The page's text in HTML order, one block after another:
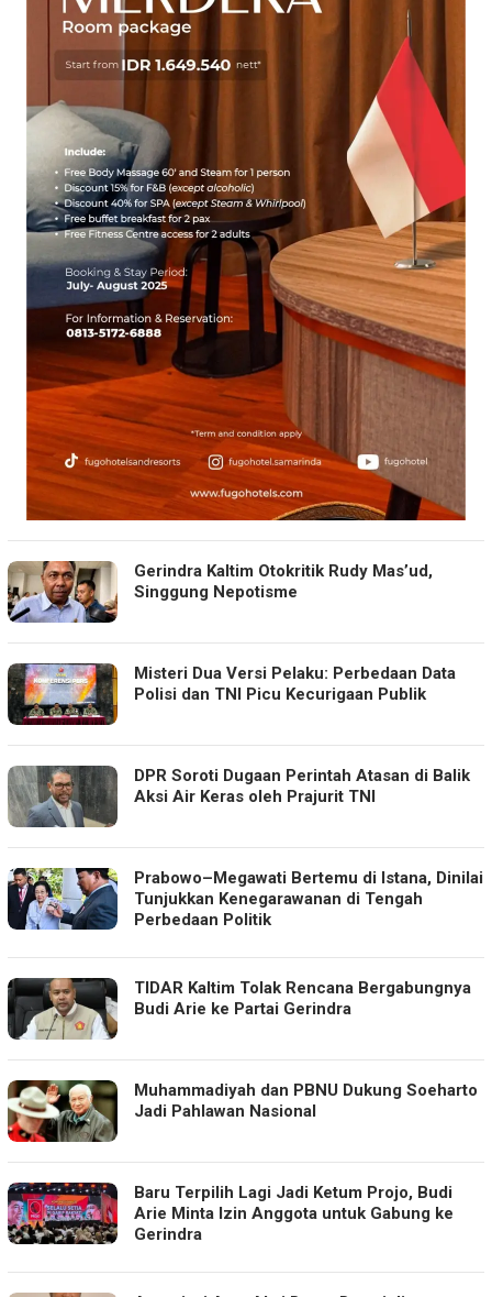
Gerindra Kaltim Otokritik Rudy Mas’ud,
Singgung Nepotisme
Misteri Dua Versi Pelaku: Perbedaan Data
Polisi dan TNI Picu Kecurigaan Publik
DPR Soroti Dugaan Perintah Atasan di Balik
Aksi Air Keras oleh Prajurit TNI
Prabowo–Megawati Bertemu di Istana, Dinilai
Tunjukkan Kenegarawanan di Tengah
Perbedaan Politik
TIDAR Kaltim Tolak Rencana Bergabungnya
Budi Arie ke Partai Gerindra
Muhammadiyah dan PBNU Dukung Soeharto
Jadi Pahlawan Nasional
Baru Terpilih Lagi Jadi Ketum Projo, Budi
Arie Minta Izin Anggota untuk Gabung ke
Gerindra